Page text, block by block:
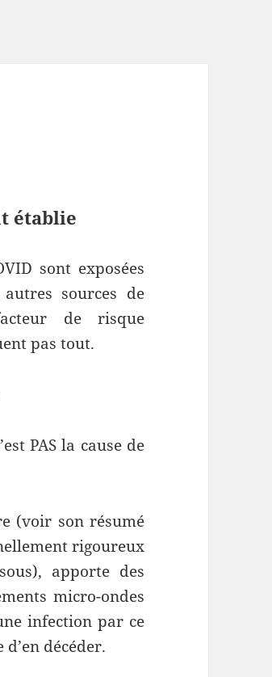
établie
sont exposées
sources de
de risque
pas tout.
PAS la cause de
(voir son résumé
rigoureux
apporte des
micro-ondes
infection par ce
décéder.